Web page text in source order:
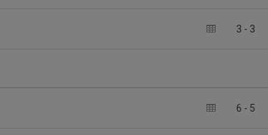
3 - 3
6 - 5